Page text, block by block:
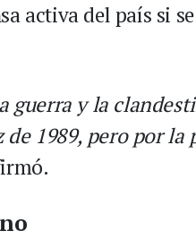
activa del país si
guerra y la
1989, pero por